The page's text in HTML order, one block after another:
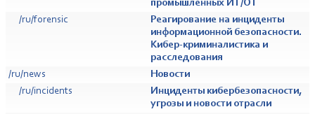
промышленных ИТ/ОТ
/ru/forensic
Реагирование на инциденты
информационной безопасности.
Кибер-криминалистика и
расследования
/ru/news
Новости
/ru/incidents
Инциденты кибербезопасности,
угрозы и новости отрасли